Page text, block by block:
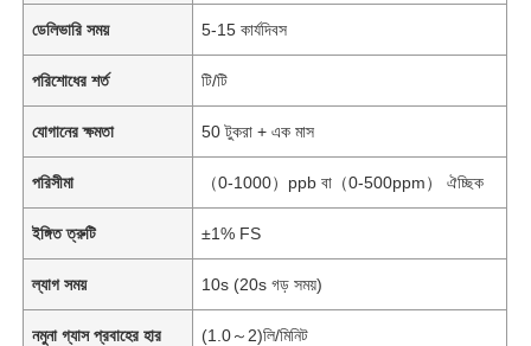
ডেলিভারি সময় 5-15 কার্যদিবস
পরিশোধের শর্ত টি/টি
যোগানের ক্ষমতা 50 টুকরা + এক মাস
পরিসীমা （0-1000）ppb বা（0-500ppm） ঐচ্ছিক
ইঙ্গিত ত্রুটি ±1% FS
ল্যাগ সময় 10s (20s গড় সময়)
নমুনা গ্যাস প্রবাহের হার (1.0～2)লি/মিনিট